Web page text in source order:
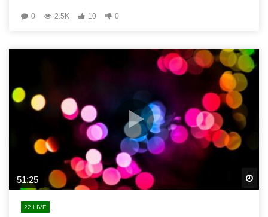
0 2.5K 10 0
51:25
22 LIVE